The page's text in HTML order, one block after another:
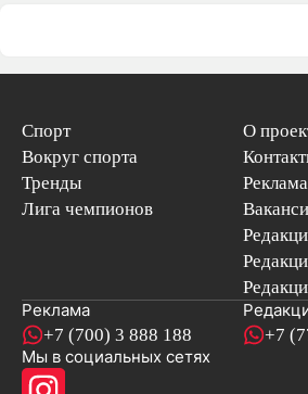
Спорт
Вокруг спорта
Тренды
Лига чемпионов
О
Реклама
Реклама
+7 (700) 3 888 188 +7
Мы в социальных сетях